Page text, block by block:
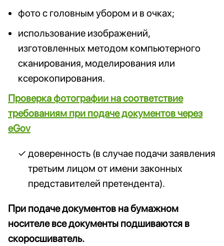
фото с головным убором и в очках;
использование изображений,
изготовленных методом компьютерного
сканирования, моделирования или
ксерокопирования.
Проверка фотографии на соответствие
требованиям при подаче документов через
eGov
доверенность (в случае подачи заявления
третьим лицом от имени законных
представителей претендента).
При подаче документов на бумажном
носителе все документы подшиваются в
скоросшиватель.